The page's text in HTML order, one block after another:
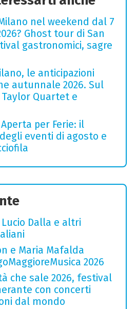
nel weekend dal 7
Ghost tour di San
gastronomici, sagre
le anticipazioni
autunnale 2026. Sul
Taylor Quartet e
per Ferie: il
eventi di agosto e
Dalla e altri
e Maria Mafalda
2026
che sale 2026, festival
con concerti
dal mondo